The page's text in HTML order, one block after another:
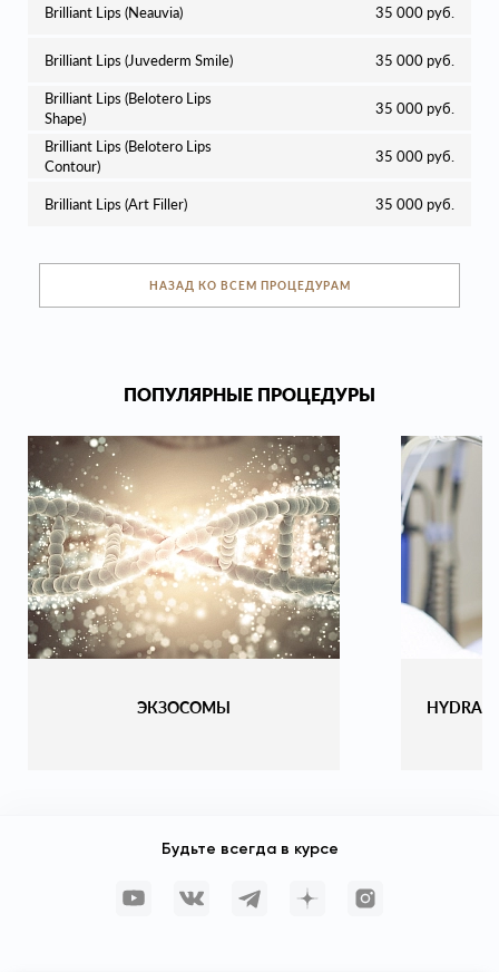
Brilliant Lips (Neauvia) 35 000 руб.
Brilliant Lips (Juvederm Smile) 35 000 руб.
Brilliant Lips (Belotero Lips
Shape)
35 000 руб.
Brilliant Lips (Belotero Lips
Contour)
35 000 руб.
Brilliant Lips (Art Filler) 35 000 руб.
НАЗАД КО ВСЕМ ПРОЦЕДУРАМ
ПОПУЛЯРНЫЕ ПРОЦЕДУРЫ
ЭКЗОСОМЫ
Будьте всегда в курсе